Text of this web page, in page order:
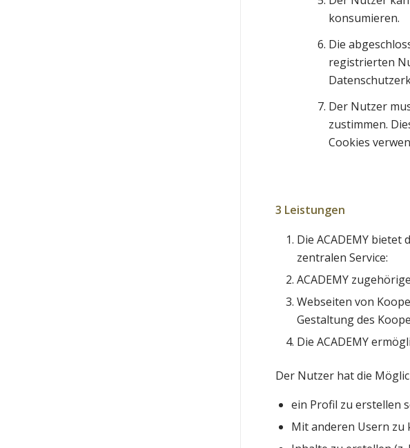
konsumieren.
Die
registrierten
Der Nutzer
zustimmen.
Cookies
3 Leistungen
Die ACADEMY
zentralen Service:
ACADEMY
Webseiten von
Gestaltung des
Die ACADEMY
Der Nutzer hat die
ein Profil zu erstellen
Mit anderen Usern zu